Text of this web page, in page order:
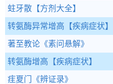
蛀牙散 【方剂大全】
转氨酶异常增高 【疾病症状】
著至教论 《素问悬解》
转氨酶增高 【疾病症状】
疰夏门 《辨证录》